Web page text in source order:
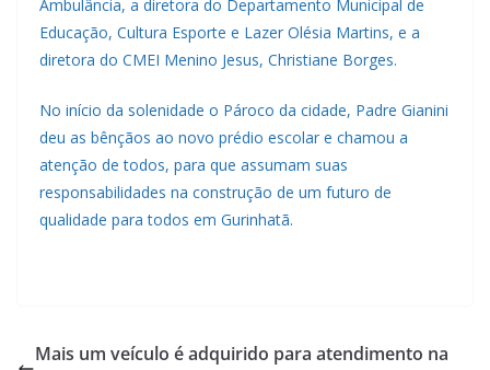
Ambulância, a diretora do Departamento Municipal de
Educação, Cultura Esporte e Lazer Olésia Martins, e a
diretora do CMEI Menino Jesus, Christiane Borges.
No início da solenidade o Pároco da cidade, Padre Gianini
deu as bênçãos ao novo prédio escolar e chamou a
atenção de todos, para que assumam suas
responsabilidades na construção de um futuro de
qualidade para todos em Gurinhatã.
Mais um veículo é adquirido para atendimento na